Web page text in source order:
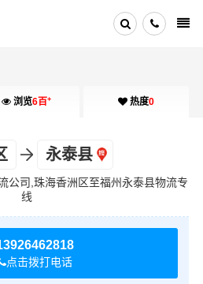
浏览6百+ 热度0
永泰县
公司,珠海香洲区至福州永泰县物流专
线
点击拨打电话